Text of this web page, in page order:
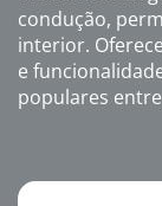
condução,
interior.
e
populares